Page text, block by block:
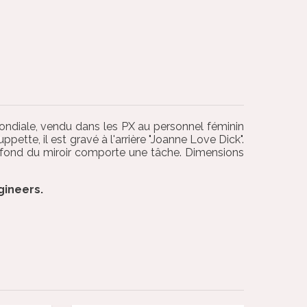
vendu dans les PX au personnel féminin
il est gravé à l'arrière "Joanne Love Dick".
du miroir comporte une tâche. Dimensions